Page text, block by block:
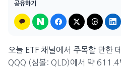
공유하기
오늘 ETF 채널에서 주목할 만한
QQQ (심볼: QLD)에서 약 611.4